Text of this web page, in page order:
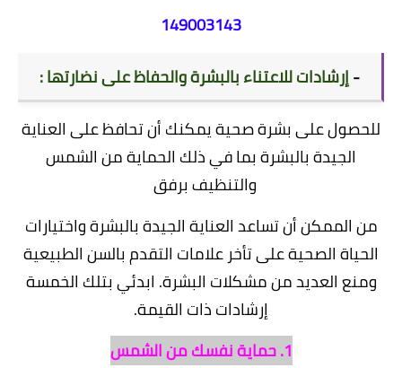
149003143
-إرشادات للاعتناء بالبشرة والحفاظ على نضارتها :
للحصول على بشرة صحية يمكنك أن تحافظ على العناية
الجيدة بالبشرة بما في ذلك الحماية من الشمس
والتنظيف برفق
من الممكن أن تساعد العناية الجيدة بالبشرة واختيارات
الحياة الصحية على تأخر علامات التقدم بالسن الطبيعية
ومنع العديد من مشكلات البشرة. ابدئي بتلك الخمسة
إرشادات ذات القيمة.
1. حماية نفسك من الشمس